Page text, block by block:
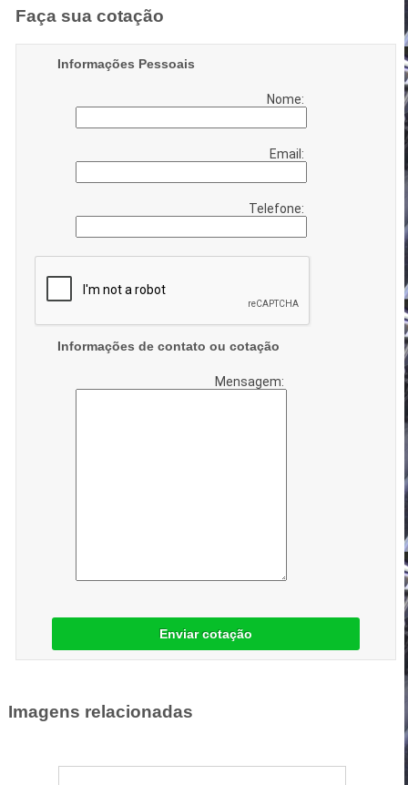
Faça sua cotação
Informações Pessoais
Nome:
Email:
Telefone:
Informações de contato ou cotação
Mensagem:
Enviar cotação
Imagens relacionadas